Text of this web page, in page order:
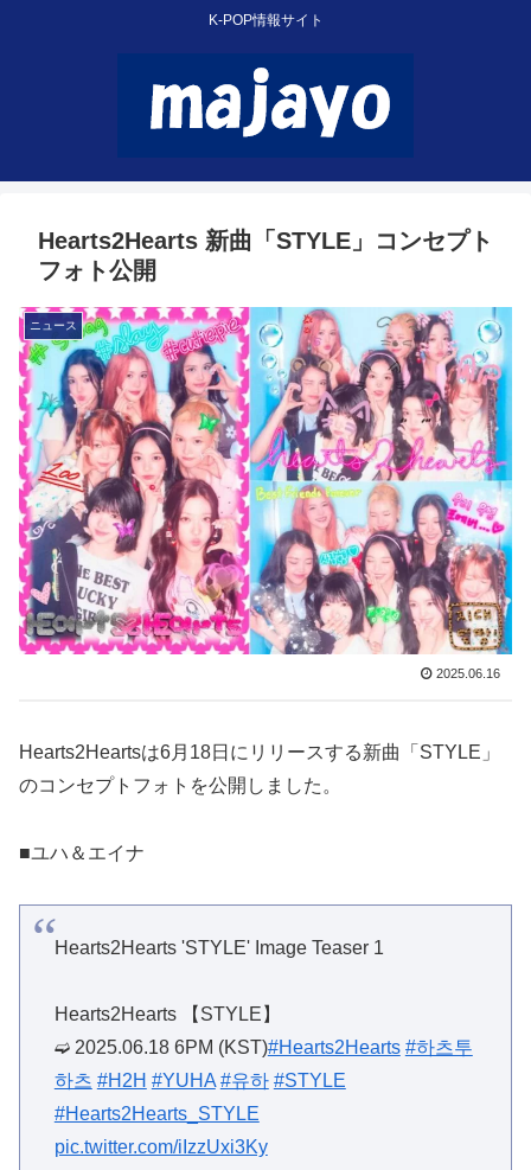
K-POP情報サイト
Hearts2Hearts 新曲「STYLE」コンセプト
フォト公開
ニュース
2025.06.16
Hearts2Heartsは6月18日にリリースする新曲「STYLE」
のコンセプトフォトを公開しました。
■ユハ＆エイナ
Hearts2Hearts 'STYLE' Image Teaser 1
Hearts2Hearts 【STYLE】
➫ 2025.06.18 6PM (KST)#Hearts2Hearts #하츠투
하츠 #H2H #YUHA #유하 #STYLE
#Hearts2Hearts_STYLE
pic.twitter.com/iIzzUxi3Ky